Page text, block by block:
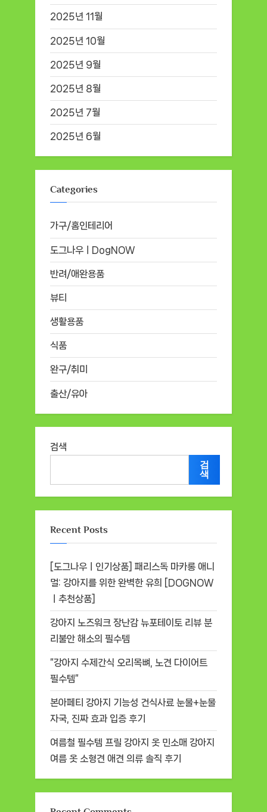
2025년 11월
2025년 10월
2025년 9월
2025년 8월
2025년 7월
2025년 6월
Categories
가구/홈인테리어
도그나우ㅣDogNOW
반려/애완용품
뷰티
생활용품
식품
완구/취미
출산/유아
검색
검
색
Recent Posts
[도그나우ㅣ인기상품] 패리스독 마카롱 애니
멀: 강아지를 위한 완벽한 유희 [DOGNOW
ㅣ추천상품]
강아지 노즈워크 장난감 뉴포테이토 리뷰 분
리불안 해소의 필수템
“강아지 수제간식 오리목뼈, 노견 다이어트
필수템”
본아페티 강아지 기능성 건식사료 눈물+눈물
자국, 진짜 효과 입증 후기
여름철 필수템 프릴 강아지 옷 민소매 강아지
여름 옷 소형견 애견 의류 솔직 후기